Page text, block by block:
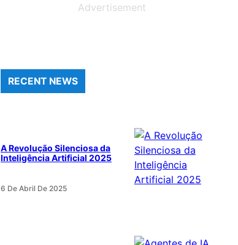
Advertisement
RECENT NEWS
A Revolução Silenciosa da
Inteligência Artificial 2025
6 De Abril De 2025